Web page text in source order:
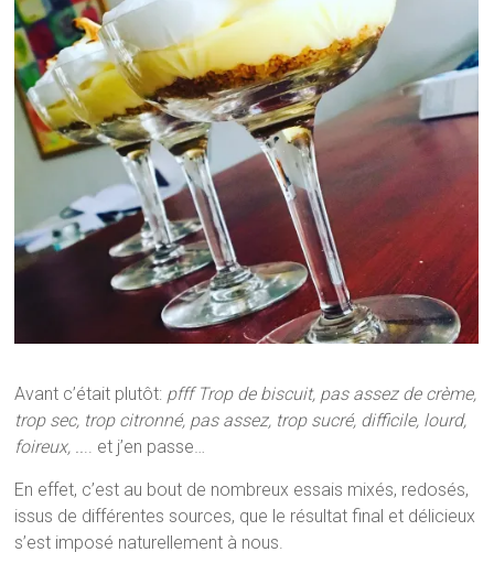
Avant c’était plutôt: pfff Trop de biscuit, pas assez de crème,
trop sec, trop citronné, pas assez, trop sucré, difficile, lourd,
foireux, .... et j’en passe…
En effet, c’est au bout de nombreux essais mixés, redosés,
issus de différentes sources, que le résultat final et délicieux
s’est imposé naturellement à nous.